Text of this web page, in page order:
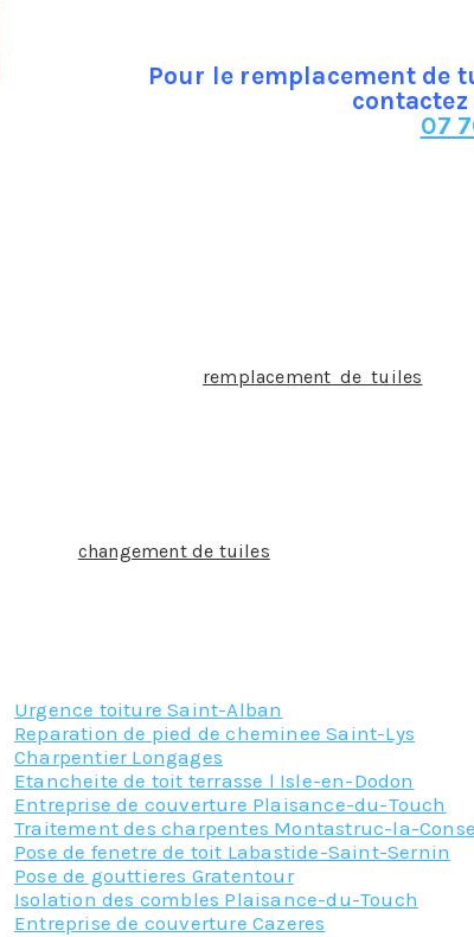
Pour le remplacement de
07
remplacement de tuiles
changement de tuiles
Urgence toiture Saint-Alban
Reparation de pied de cheminee Saint-Lys
Charpentier Longages
Etancheite de toit terrasse l Isle-en-Dodon
Entreprise de couverture Plaisance-du-Touch
Traitement des charpentes Montastruc-la-
Pose de fenetre de toit Labastide-Saint-Sernin
Pose de gouttieres Gratentour
Isolation des combles Plaisance-du-Touch
Entreprise de couverture Cazeres